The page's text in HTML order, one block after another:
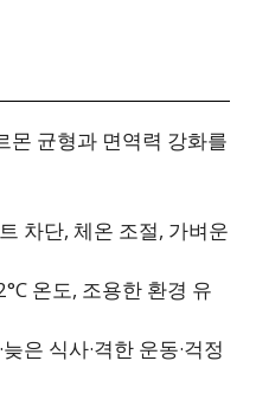
몬 균형과 면역력 강화를
차단, 체온 조절, 가벼운
온도, 조용한 환경 유
은 식사·격한 운동·걱정